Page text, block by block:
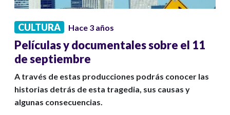
CULTURA Hace 3 años
Películas y documentales sobre el 11
de septiembre
A través de estas producciones podrás conocer las
historias detrás de esta tragedia, sus causas y
algunas consecuencias.